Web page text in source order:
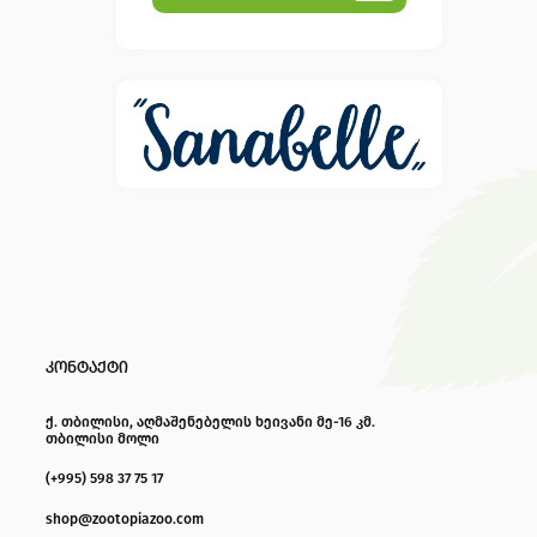
კონტაქტი
ქ. თბილისი, აღმაშენებელის ხეივანი მე-16 კმ.
თბილისი მოლი
(+995) 598 37 75 17
shop@zootopiazoo.com